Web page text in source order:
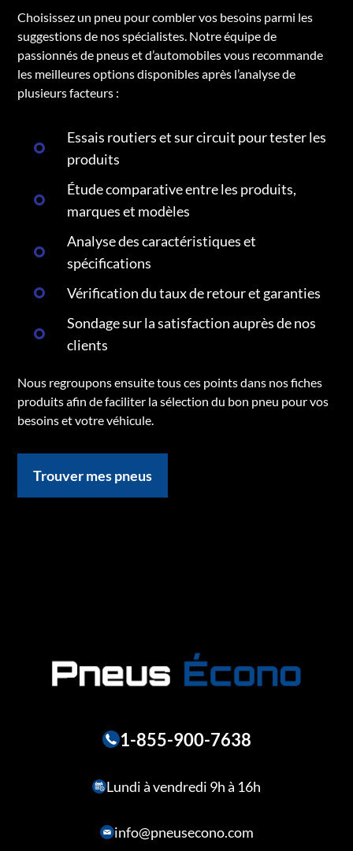
Choisissez un pneu pour combler vos besoins parmi les
suggestions de nos spécialistes. Notre équipe de
passionnés de pneus et d’automobiles vous recommande
les meilleures options disponibles après l’analyse de
plusieurs facteurs :
Essais routiers et sur circuit pour tester les
produits
Étude comparative entre les produits,
marques et modèles
Analyse des caractéristiques et
spécifications
Vérification du taux de retour et garanties
Sondage sur la satisfaction auprès de nos
clients
Nous regroupons ensuite tous ces points dans nos fiches
produits afin de faciliter la sélection du bon pneu pour vos
besoins et votre véhicule.
Trouver mes pneus
1-855-900-7638
Lundi à vendredi 9h à 16h
info@pneusecono.com